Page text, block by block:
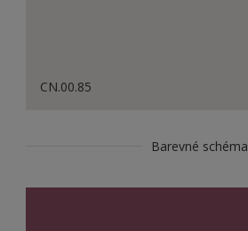
CN.00.85
Barevné schéma